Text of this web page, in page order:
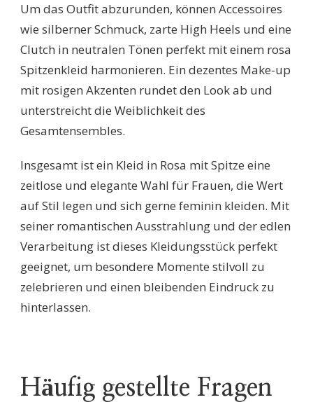
Um das Outfit abzurunden, können Accessoires
wie silberner Schmuck, zarte High Heels und eine
Clutch in neutralen Tönen perfekt mit einem rosa
Spitzenkleid harmonieren. Ein dezentes Make-up
mit rosigen Akzenten rundet den Look ab und
unterstreicht die Weiblichkeit des
Gesamtensembles.
Insgesamt ist ein Kleid in Rosa mit Spitze eine
zeitlose und elegante Wahl für Frauen, die Wert
auf Stil legen und sich gerne feminin kleiden. Mit
seiner romantischen Ausstrahlung und der edlen
Verarbeitung ist dieses Kleidungsstück perfekt
geeignet, um besondere Momente stilvoll zu
zelebrieren und einen bleibenden Eindruck zu
hinterlassen.
Häufig gestellte Fragen